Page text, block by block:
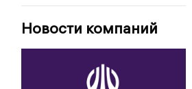
Новости компаний